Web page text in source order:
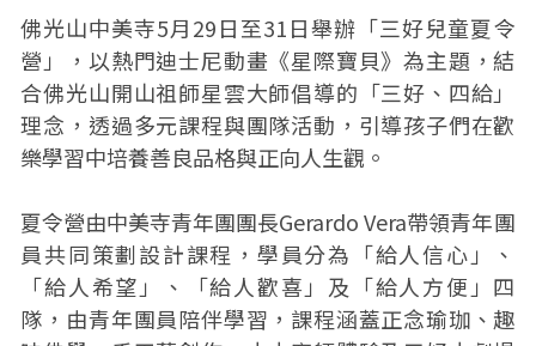
佛光山中美寺5月29日至31日舉辦「三好兒童夏令
營」，以熱門迪士尼動畫《星際寶貝》為主題，結
合佛光山開山祖師星雲大師倡導的「三好、四給」
理念，透過多元課程與團隊活動，引導孩子們在歡
樂學習中培養善良品格與正向人生觀。
夏令營由中美寺青年團團長Gerardo Vera帶領青年團
員共同策劃設計課程，學員分為「給人信心」、
「給人希望」、「給人歡喜」及「給人方便」四
隊，由青年團員陪伴學習，課程涵蓋正念瑜珈、趣